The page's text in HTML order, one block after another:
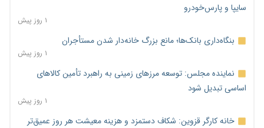
سایپا و پارس‌خودرو
۱ روز پیش
بنگاه‌داری بانک‌ها؛ مانع بزرگ خانه‌دار شدن مستأجران
۱ روز پیش
نماینده مجلس: توسعه مرزهای زمینی به راهبرد تأمین کالاهای
اساسی تبدیل شود
۱ روز پیش
خانه کارگر قزوین: شکاف دستمزد و هزینه معیشت هر روز عمیق‌تر